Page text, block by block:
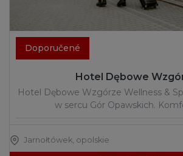
Doporučené
Hotel Dębowe
Hotel Dębowe Wzgórze Wellness &
w sercu Gór Opawskich.
Jarnołtówek, opolskie